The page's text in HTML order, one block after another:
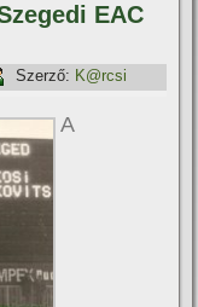
EAC
Szerző: K@rcsi
A